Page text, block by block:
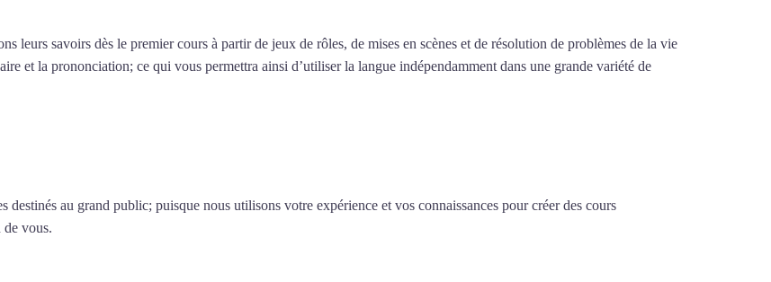
leurs savoirs dès le premier cours à partir de jeux de rôles, de mises en scènes et de résolution de problèmes de la vie
et la prononciation; ce qui vous permettra ainsi d’utiliser la langue indépendamment dans une grande variété de
destinés au grand public; puisque nous utilisons votre expérience et vos connaissances pour créer des cours
de vous.